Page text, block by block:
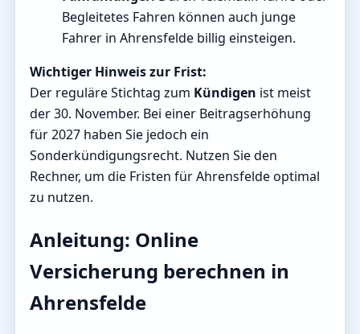
Begleitetes Fahren können auch junge
Fahrer in Ahrensfelde billig einsteigen.
Wichtiger Hinweis zur Frist:
Der reguläre Stichtag zum Kündigen ist meist
der 30. November. Bei einer Beitragserhöhung
für 2027 haben Sie jedoch ein
Sonderkündigungsrecht. Nutzen Sie den
Rechner, um die Fristen für Ahrensfelde optimal
zu nutzen.
Anleitung: Online
Versicherung berechnen in
Ahrensfelde